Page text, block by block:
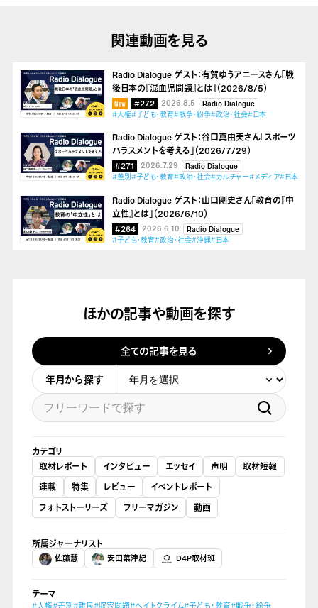
関連動画を見る
Radio Dialogue ゲスト：有賀ゆうアニースさん「戦
後日本の『混血児問題』とは」（2026/8/5）
#272 2026.8.5
Radio Dialogue
#人権#子ども・教育#戦争・紛争#政治・社会#日本
Radio Dialogue ゲスト：谷口真由美さん「スポーツ
ハラスメントを考える」（2026/7/29）
#271 2026.7.29
Radio Dialogue
#差別#子ども・教育#政治・社会#カルチャー#メディア#日本
Radio Dialogue ゲスト：山口剛史さん「教育の『中
立性』とは」（2026/6/10）
#264 2026.6.10
Radio Dialogue
#子ども・教育#政治・社会#沖縄#日本
ほかの記事や動画を探す
全ての記事を見る
年月から探す
カテゴリ
取材レポート
インタビュー エッセイ 声明
取材短報
連載
特集 レビュー
イベントレポート
フォトストーリーズ
フリーマガジン 動画
所属ジャーナリスト
佐藤慧 安田菜津紀 D4P取材班
テーマ